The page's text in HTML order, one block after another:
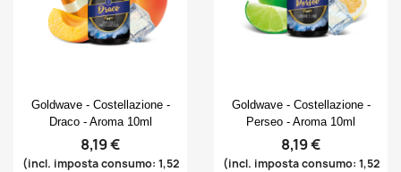
Anteprima
Goldwave - Costellazione -
Draco - Aroma 10ml
8,19 €
(incl. imposta consumo: 1,52
Anteprima
Goldwave - Costellazione -
Perseo - Aroma 10ml
8,19 €
(incl. imposta consumo: 1,52